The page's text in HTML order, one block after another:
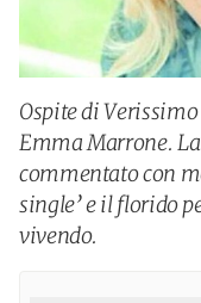
Ospite di
Emma Marrone.
commentato con
single’ e il florido
vivendo.